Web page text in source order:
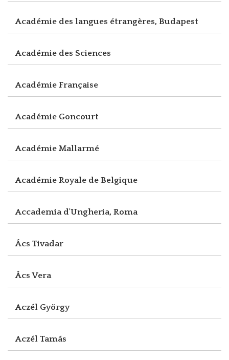
Académie des langues étrangères, Budapest
Académie des Sciences
Académie Française
Académie Goncourt
Académie Mallarmé
Académie Royale de Belgique
Accademia d'Ungheria, Roma
Ács Tivadar
Ács Vera
Aczél György
Aczél Tamás